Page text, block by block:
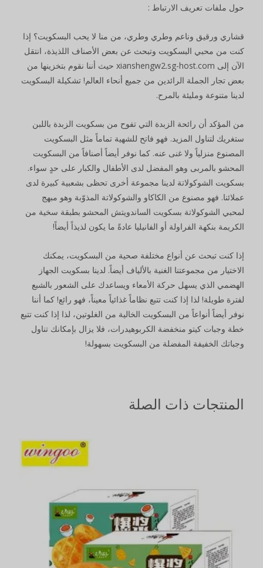
حول ملفات تعريف الارتباط :
قشاري ورقيق وناعم وطري وطري، من منا لا يحب البسكويت؟ إذا
كنت من محبي البسكويت وتبحث عن بعض الأصناف اللذيذة، انتقل
الآن إلى xianshengw2.sg-host.com حيث أننا نقوم بتخزينها من
بعض تجار الجملة الرائدين من جميع أنحاء العالم! تشكيلة البسكويت
لدينا متنوعة ومليئة بالمرح.
من المؤكد أن رائحة الزبدة التي تفوح من بسكويت الزبدة باللبن
ستغريك لتناول المزيد. فهو فاتح للشهية تماماً مثل البسكويت
المصنوع منزلياً ولا غنى عنه. كما نوفر أيضاً أصنافاً من البسكويت
المحشو بالمربى وهو المفضل لدى الأطفال والكبار على حدٍ سواء.
بسكويت الشوكولاتة لدينا مجموعة أخرى تحظى بشعبية كبيرة لدى
عملائنا. فهو مصنوع من الكاكاو والشوكولاتة المذوّبة وهو مبهج
لمحبي الشوكولاتة بسكويت الساندويتش المحشو بطبقة سخية من
الكريمة بنكهة الفراولة أو الفانيليا عادةً ما يكون لذيذاً أيضاً!
إذا كنت تبحث عن أنواع مختلفة صحية من البسكويت، يمكنك
الاختيار من مجموعتنا الغنية بالألياف أيضاً. لدينا بسكويت الجهاز
الهضمي الذي يسهل حركة الأمعاء ويساعدك على الشعور بالشبع
لفترة طويلة! لذا إذا كنت تتبع نظاماً غذائياً معيناً، فهو رائع! كما أننا
نوفر أيضاً أنواعاً من البسكويت الخالية من الغلوتين، لذا إذا كنت تتبع
خطة وجبات كيتو منخفضة الكربوهيدرات، فلا يزال بإمكانك تناول
وجباتك الخفيفة المفضلة من البسكويت بسهولة!
المنتجات ذات الصلة